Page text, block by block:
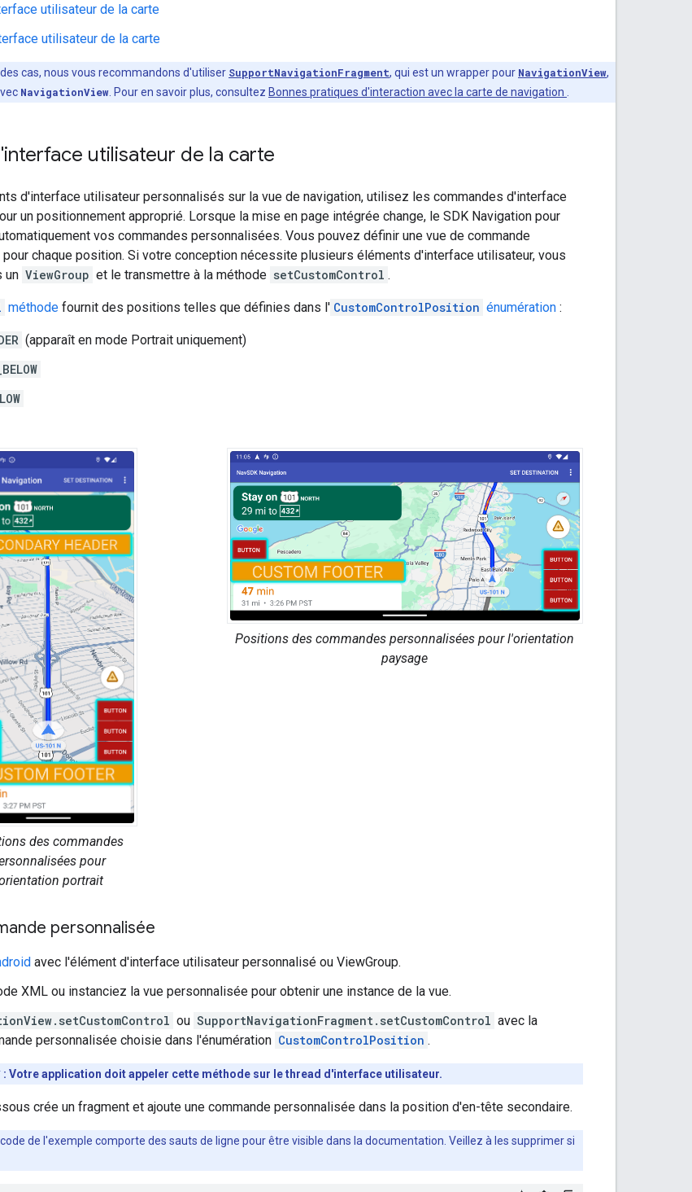
utilisateur de la carte
utilisateur de la carte
cas, nous vous recommandons d'utiliser SupportNavigationFragment, qui est un wrapper pour NavigationView,
NavigationView . Pour en savoir plus, consultez Bonnes pratiques d'interaction avec la carte de navigation
utilisateur de la carte
d'interface utilisateur personnalisés sur la vue de navigation, utilisez les commandes d'interface
un positionnement approprié. Lorsque la mise en page intégrée change, le SDK Navigation pour
vos commandes personnalisées. Vous pouvez définir une vue de commande
pour chaque position. Si votre conception nécessite plusieurs éléments d'interface utilisateur, vous
un ViewGroup et le transmettre à la méthode setCustomControl .
méthode fournit des positions telles que définies dans l' CustomControlPosition énumération :
(apparaît en mode Portrait uniquement)
des commandes
pour
portrait
Positions des commandes personnalisées pour l'orientation
paysage
personnalisée
avec l'élément d'interface utilisateur personnalisé ou ViewGroup.
XML ou instanciez la vue personnalisée pour obtenir une instance de la vue.
ou SupportNavigationFragment.setCustomControl avec la
personnalisée choisie dans l'énumération CustomControlPosition .
Votre application doit appeler cette méthode sur le thread d'interface utilisateur.
crée un fragment et ajoute une commande personnalisée dans la position d'en-tête secondaire.
code de l'exemple comporte des sauts de ligne pour être visible dans la documentation. Veillez à les supprimer si